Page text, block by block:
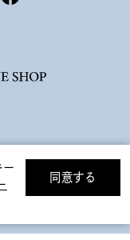
込んで検索する
ー
同意する
ギフトをお探しですか？